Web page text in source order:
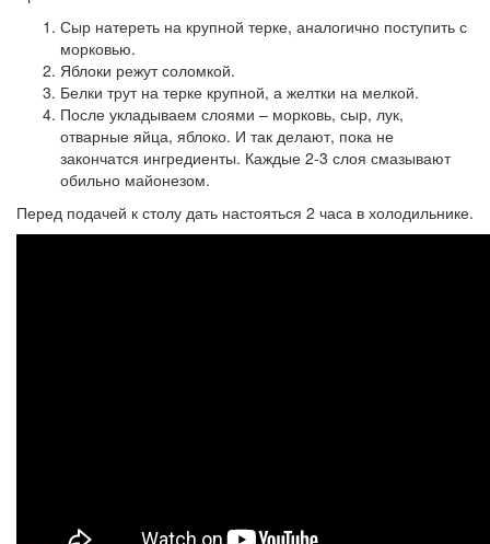
Сыр натереть на крупной терке, аналогично поступить с
морковью.
Яблоки режут соломкой.
Белки трут на терке крупной, а желтки на мелкой.
После укладываем слоями – морковь, сыр, лук,
отварные яйца, яблоко. И так делают, пока не
закончатся ингредиенты. Каждые 2-3 слоя смазывают
обильно майонезом.
Перед подачей к столу дать настояться 2 часа в холодильнике.